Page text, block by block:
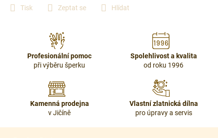
Tisk Zeptat se Hlídat
Profesionální pomoc
při výběru šperku
Spolehlivost a kvalita
od roku 1996
Kamenná prodejna
v Jičíně
Vlastní zlatnická dílna
pro úpravy a servis